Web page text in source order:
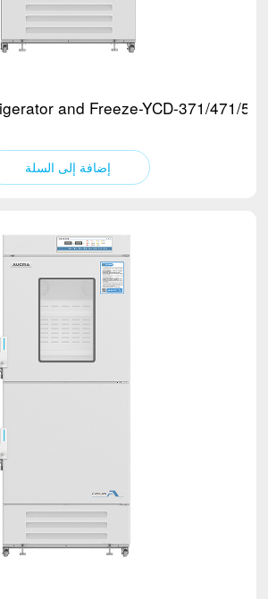
and Freeze-YCD-371/471/
إضافة إلى السلة